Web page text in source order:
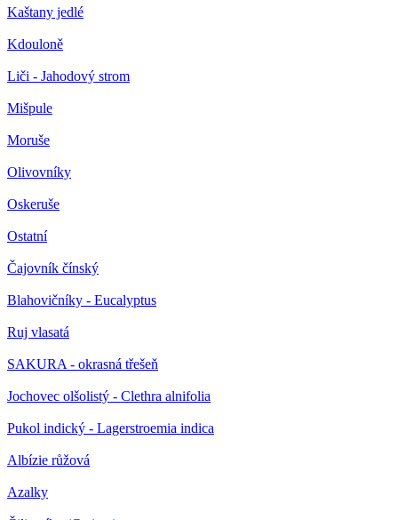
Kaštany jedlé
Kdouloně
Liči - Jahodový strom
Mišpule
Moruše
Olivovníky
Oskeruše
Ostatní
Čajovník čínský
Blahovičníky - Eucalyptus
Ruj vlasatá
SAKURA - okrasná třešeň
Jochovec olšolistý - Clethra alnifolia
Pukol indický - Lagerstroemia indica
Albízie růžová
Azalky